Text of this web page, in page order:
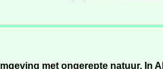
met ongerepte natuur. In